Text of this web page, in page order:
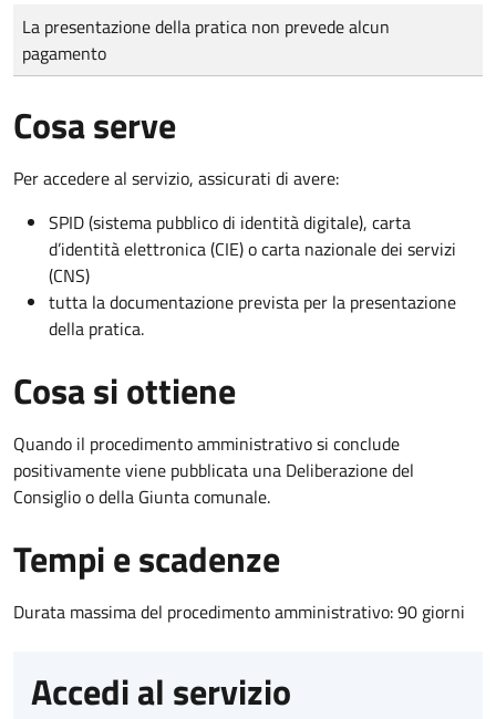
Tipo di pagamento
Importo
La presentazione della pratica non prevede alcun
pagamento
Cosa serve
Per accedere al servizio, assicurati di avere:
SPID (sistema pubblico di identità digitale), carta
d’identità elettronica (CIE) o carta nazionale dei servizi
(CNS)
tutta la documentazione prevista per la presentazione
della pratica.
Cosa si ottiene
Quando il procedimento amministrativo si conclude
positivamente viene pubblicata una Deliberazione del
Consiglio o della Giunta comunale.
Tempi e scadenze
Durata massima del procedimento amministrativo: 90 giorni
Accedi al servizio